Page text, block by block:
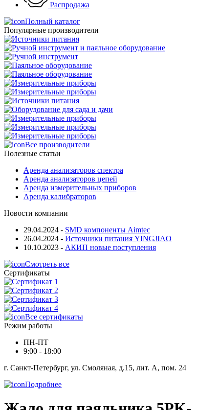
Распродажа
Полный каталог
Популярные производители
Все производители
Полезные статьи
Аренда анализаторов спектра
Аренда анализаторов цепей
Аренда измерительных приборов
Аренда калибраторов
Новости компании
29.04.2024 - SMD компоненты Aimtec
26.04.2024 - Источники питания YINGJIAO
10.10.2023 - АКИП новые поступления
Смотреть все
Сертификаты
Все сертификаты
Режим работы
ПН-ПТ
9:00 - 18:00
г. Санкт-Петербург, ул. Смоляная, д.15, лит. А, пом. 24
Подробнее